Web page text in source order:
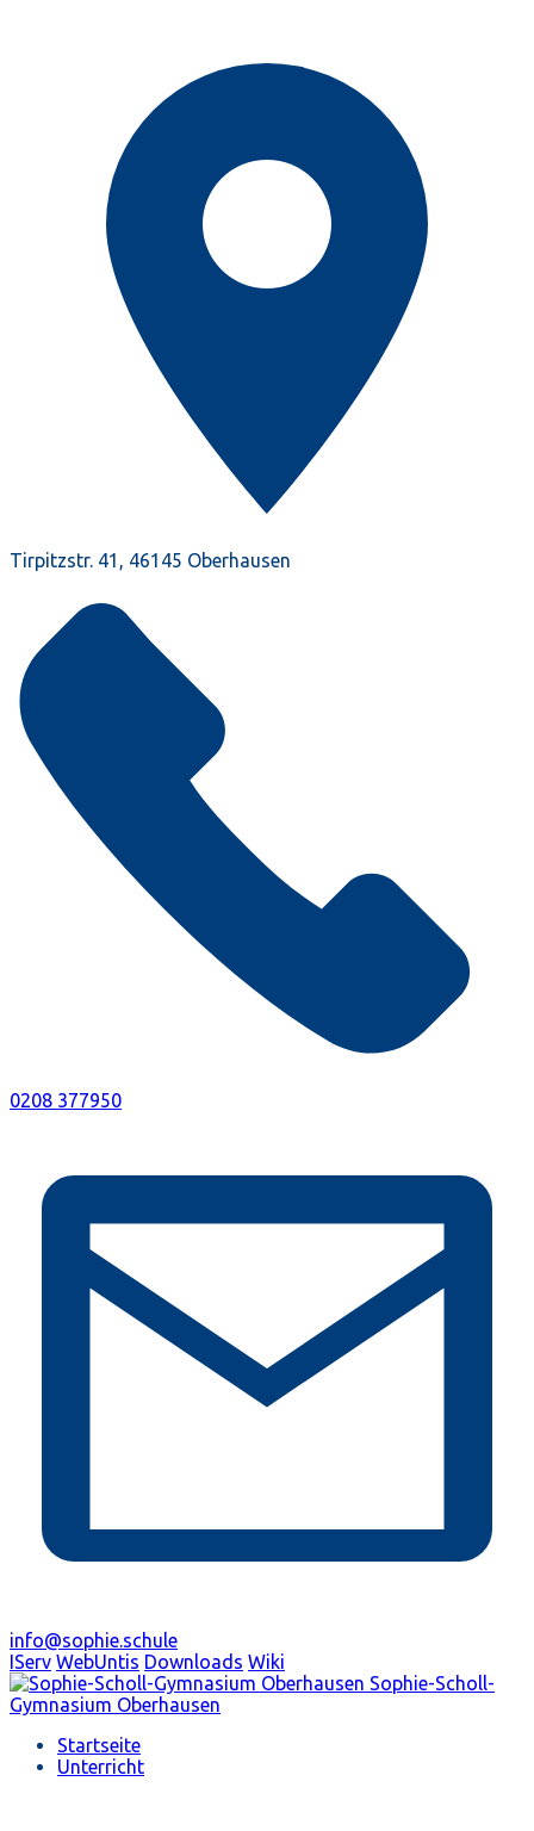
Tirpitzstr. 41, 46145 Oberhausen
0208 377950
info@sophie.schule
IServ WebUntis Downloads Wiki
Sophie-Scholl-
Gymnasium Oberhausen
Startseite
Unterricht